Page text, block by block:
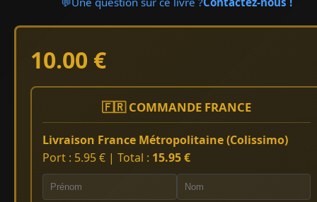
10.00 €
🇫🇷 COMMANDE FRANCE
Livraison France Métropolitaine (Colissimo)
Port : 5.95 € | Total : 15.95 €